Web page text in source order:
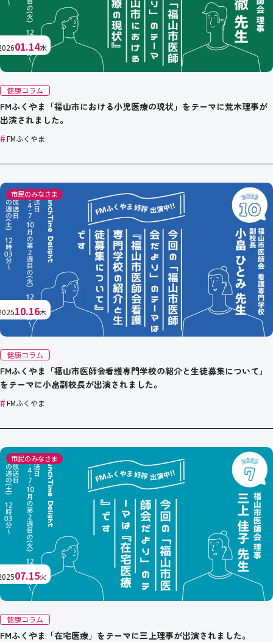
01.14水
健康コラム
FMふくやま「福山市における小児医療の現状」をテーマに荒木理事が
出演されました。
#FMふくやま
市民のみなさま
10.16木
健康コラム
FMふくやま「福山市医師会看護専門学校の紹介と生徒募集について」
をテーマに小畠副校長が出演されました。
#FMふくやま
市民のみなさま
07.15火
健康コラム
FMふくやま「在宅医療」をテーマに三上理事が出演されました。